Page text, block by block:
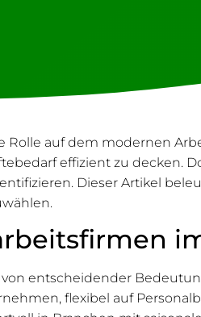
auf dem modernen
effizient zu decken.
Dieser Artikel
entscheidender
flexibel auf